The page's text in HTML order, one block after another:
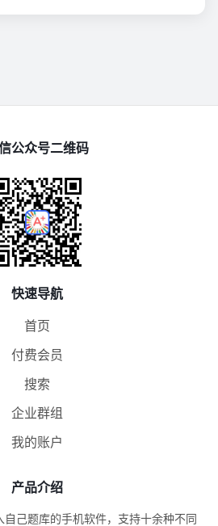
公众号二维码
快速导航
首页
付费会员
搜索
企业群组
我的账户
产品介绍
自己题库的手机软件，支持十余种不同